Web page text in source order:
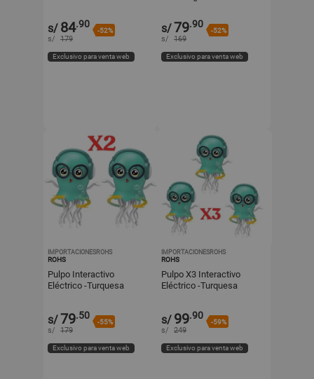
s/ 84.90
-52%
s/ 179
Exclusivo para venta web
s/79.90
-52%
s/ 169
Exclusivo para venta web
IMPORTACIONESROHS
ROHS
Pulpo Interactivo
Eléctrico -Turquesa
s/79.50
-55%
s/ 179
Exclusivo para venta web
IMPORTACIONESROHS
ROHS
Pulpo X3 Interactivo
Eléctrico -Turquesa
s/ 99.90
-59%
s/ 249
Exclusivo para venta web